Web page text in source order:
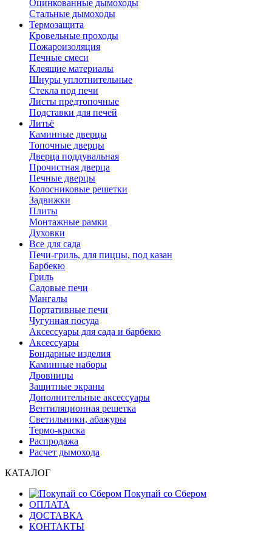
Оцинкованные дымоходы
Стальные дымоходы
Термозащита
Кровельные проходы
Пожароизоляция
Печные смеси
Клеящие материалы
Шнуры уплотнительные
Стекла под печи
Листы предтопочные
Подставки для печей
Литьё
Каминные дверцы
Топочные дверцы
Дверца поддувальная
Прочистная дверца
Печные дверцы
Колосниковые решетки
Задвижки
Плиты
Монтажные рамки
Духовки
Все для сада
Печи-гриль, для пиццы, под казан
Барбекю
Гриль
Садовые печи
Мангалы
Портативные печи
Чугунная посуда
Аксессуары для сада и барбекю
Аксессуары
Бондарные изделия
Каминные наборы
Дровницы
Защитные экраны
Дополнительные аксессуары
Вентиляционная решетка
Светильники, абажуры
Термо-краска
Распродажа
Расчет дымохода
КАТАЛОГ
Покупай со Сбером
ОПЛАТА
ДОСТАВКА
КОНТАКТЫ